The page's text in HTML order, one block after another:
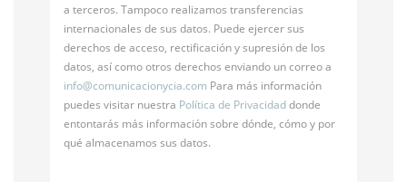
a terceros. Tampoco realizamos transferencias
internacionales de sus datos. Puede ejercer sus
derechos de acceso, rectificación y supresión de los
datos, así como otros derechos enviando un correo a
info@comunicacionycia.com Para más información
puedes visitar nuestra Política de Privacidaddonde
entontarás más información sobre dónde, cómo y por
qué almacenamos sus datos.